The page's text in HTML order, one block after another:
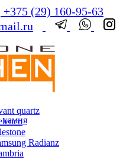
+375 (29) 160-95-63
камня
quartz
Radianz